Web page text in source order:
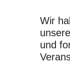
Wir
und